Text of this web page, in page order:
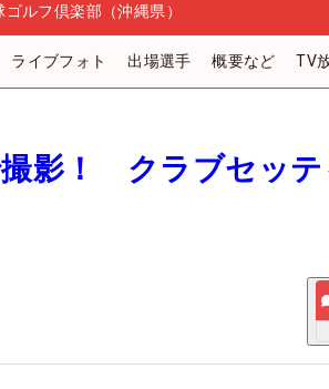
ゴルフ倶楽部（沖縄県）
ライブフォト 出場選手 概要など TV
撮影！ クラブセッ